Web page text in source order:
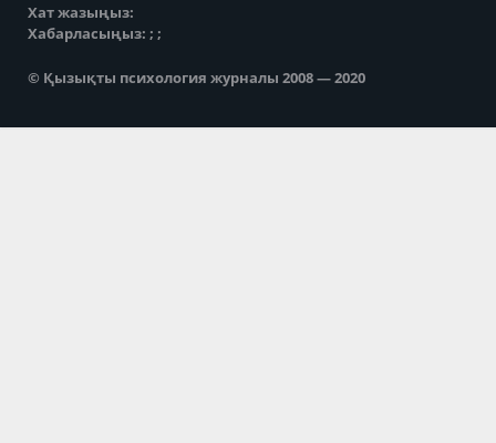
Хат жазыңыз:
Хабарласыңыз: ; ;
© Қызықты психология журналы 2008 — 2020